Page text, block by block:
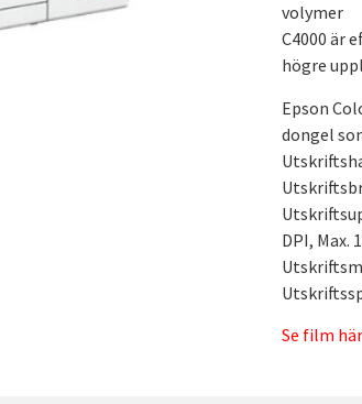
volymer
C4000 är
högre
Epson
dongel
DPI, Max.
Se film